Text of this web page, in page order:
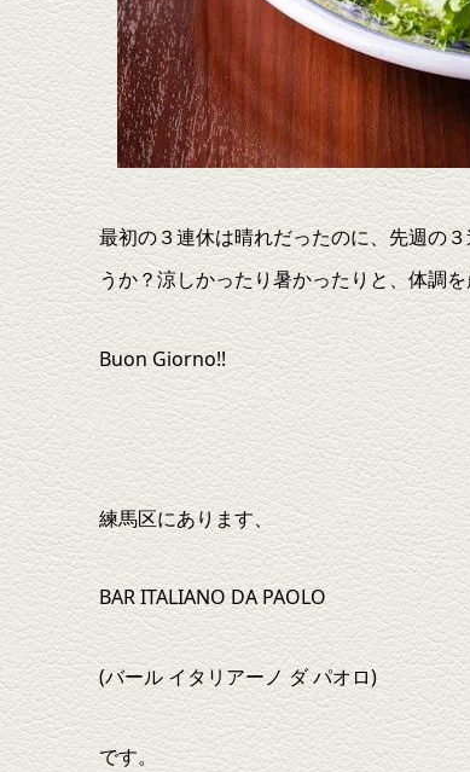
最初の３連休は晴れだったのに、先週の
うか？涼しかったり暑かったりと、体調
Buon Giorno!!
練馬区にあります、
BAR ITALIANO DA PAOLO
(バール イタリアーノ ダ パオロ)
です。